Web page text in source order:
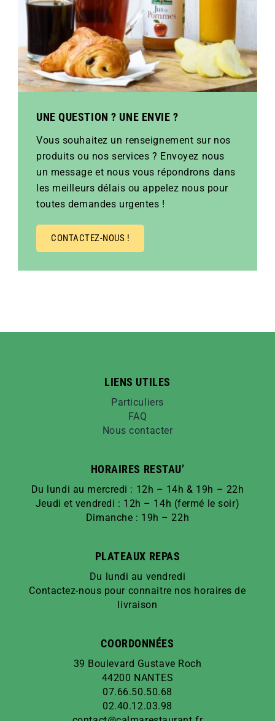
UNE QUESTION ? UNE ENVIE ?
Vous souhaitez un renseignement sur nos
produits ou nos services ? Envoyez nous
un message et nous vous répondrons dans
les meilleurs délais ou appelez nous pour
toutes demandes urgentes !
CONTACTEZ-NOUS !
LIENS UTILES
Particuliers
FAQ
Nous contacter
HORAIRES RESTAU’
Du lundi au mercredi : 12h – 14h & 19h – 22h
Jeudi et vendredi : 12h – 14h (fermé le soir)
Dimanche : 19h – 22h
PLATEAUX REPAS
Du lundi au vendredi
Contactez-nous pour connaitre nos horaires de
livraison
COORDONNÉES
39 Boulevard Gustave Roch
44200 NANTES
07.66.50.50.68
02.40.12.03.98